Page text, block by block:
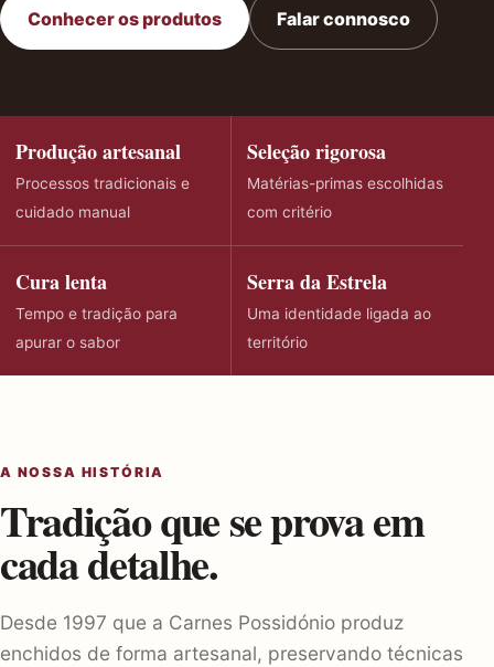
Conhecer os produtos Falar connosco
Produção artesanal
Processos tradicionais e
cuidado manual
Seleção rigorosa
Matérias-primas escolhidas
com critério
Cura lenta
Tempo e tradição para
apurar o sabor
Serra da Estrela
Uma identidade ligada ao
território
A NOSSA HISTÓRIA
Tradição que se prova em
cada detalhe.
Desde 1997 que a Carnes Possidónio produz
enchidos de forma artesanal, preservando técnicas